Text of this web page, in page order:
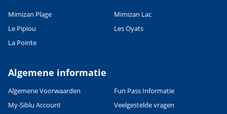
Mimizan Plage
Mimizan Lac
Le Pipiou
Les Oyats
La Pointe
Algemene informatie
Algemene Voorwaarden
Fun Pass Informatie
My-Siblu Account
Veelgestelde vragen